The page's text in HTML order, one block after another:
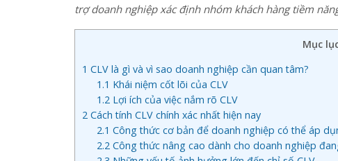
trợ doanh nghiệp xác định nhóm khách hàng tiềm
Mục
1 CLV là gì và vì sao doanh nghiệp cần quan tâm?
1.1 Khái niệm cốt lõi của CLV
1.2 Lợi ích của việc nắm rõ CLV
2 Cách tính CLV chính xác nhất hiện nay
2.1 Công thức cơ bản để doanh nghiệp có thể áp
2.2 Công thức nâng cao dành cho doanh nghiệp